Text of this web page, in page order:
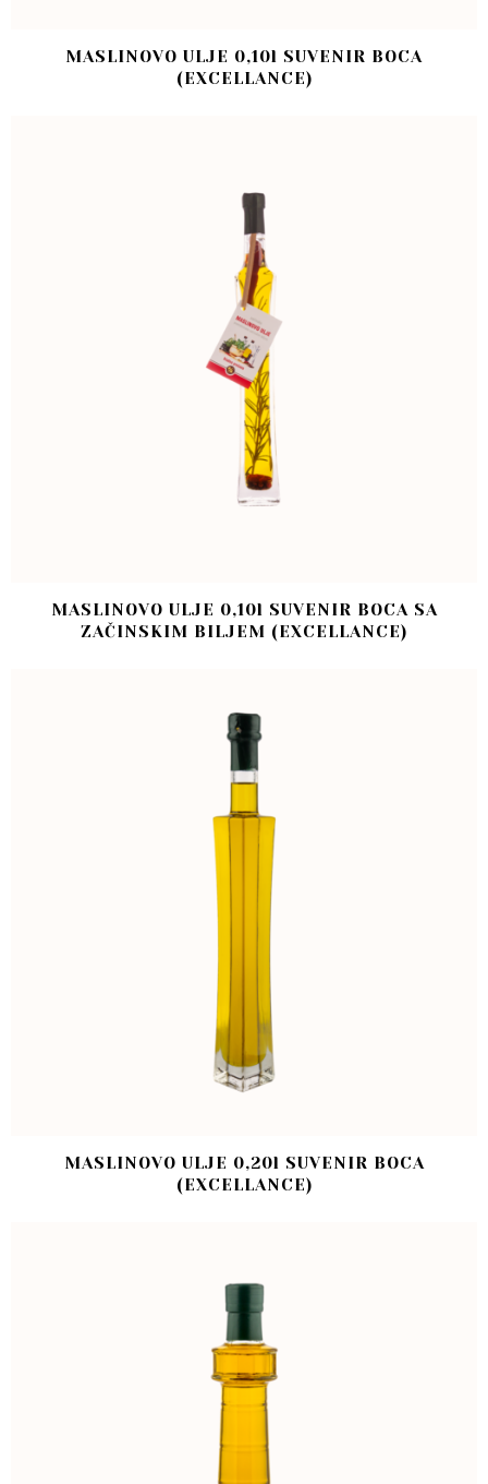
MASLINOVO ULJE 0,10l SUVENIR BOCA
(EXCELLANCE)
MASLINOVO ULJE 0,10l SUVENIR BOCA SA
ZAČINSKIM BILJEM (EXCELLANCE)
MASLINOVO ULJE 0,20l SUVENIR BOCA
(EXCELLANCE)